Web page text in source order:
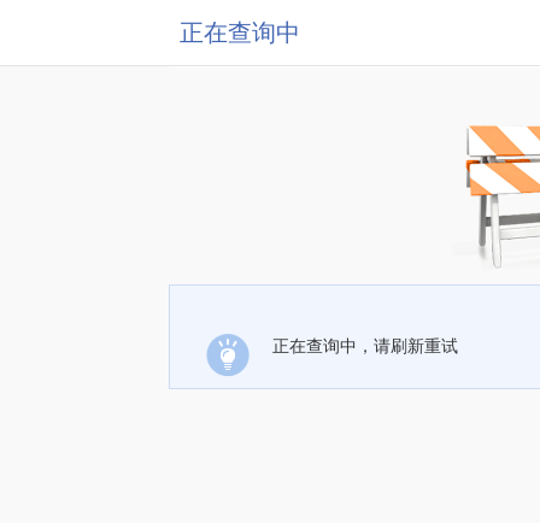
正在查询中
正在查询中，请刷新重试